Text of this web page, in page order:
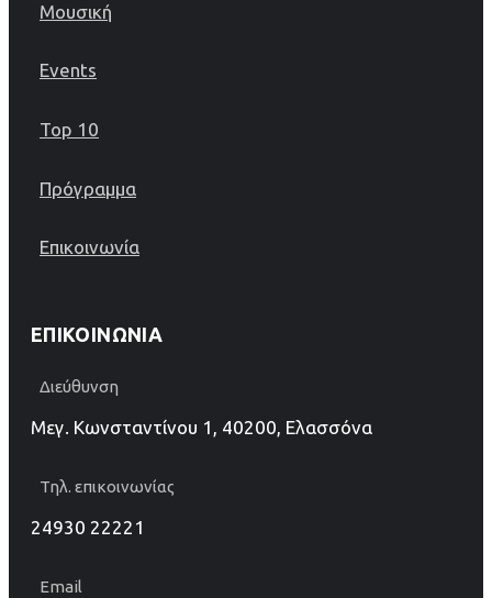
Μουσική
Events
Top 10
Πρόγραμμα
Επικοινωνία
ΕΠΙΚΟΙΝΩΝΊΑ
Διεύθυνση
Μεγ. Κωνσταντίνου 1, 40200, Ελασσόνα
Τηλ. επικοινωνίας
24930 22221
Email